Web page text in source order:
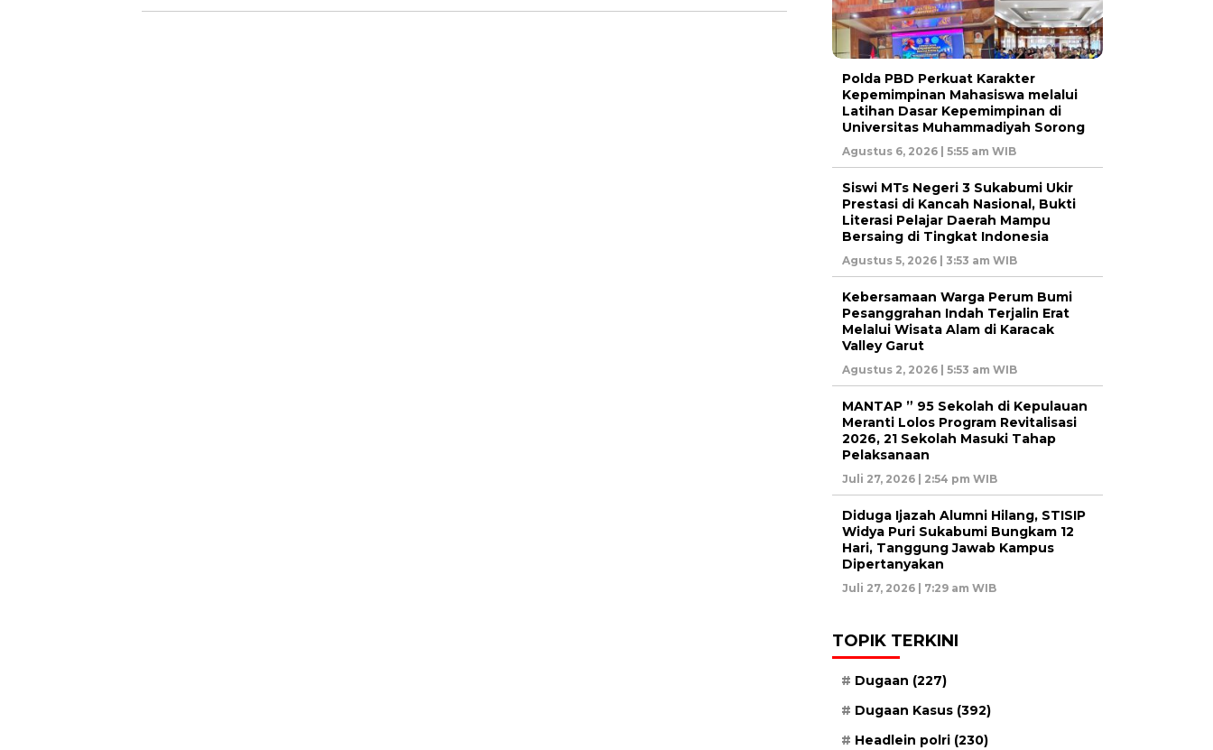
Polda PBD Perkuat Karakter
Kepemimpinan Mahasiswa melalui
Latihan Dasar Kepemimpinan di
Universitas Muhammadiyah Sorong
Agustus 6, 2026 | 5:55 am WIB
Siswi MTs Negeri 3 Sukabumi Ukir
Prestasi di Kancah Nasional, Bukti
Literasi Pelajar Daerah Mampu
Bersaing di Tingkat Indonesia
Agustus 5, 2026 | 3:53 am WIB
Kebersamaan Warga Perum Bumi
Pesanggrahan Indah Terjalin Erat
Melalui Wisata Alam di Karacak
Valley Garut
Agustus 2, 2026 | 5:53 am WIB
MANTAP ” 95 Sekolah di Kepulauan
Meranti Lolos Program Revitalisasi
2026, 21 Sekolah Masuki Tahap
Pelaksanaan
Juli 27, 2026 | 2:54 pm WIB
Diduga Ijazah Alumni Hilang, STISIP
Widya Puri Sukabumi Bungkam 12
Hari, Tanggung Jawab Kampus
Dipertanyakan
Juli 27, 2026 | 7:29 am WIB
TOPIK TERKINI
Dugaan (227)
Dugaan Kasus (392)
Headlein polri (230)